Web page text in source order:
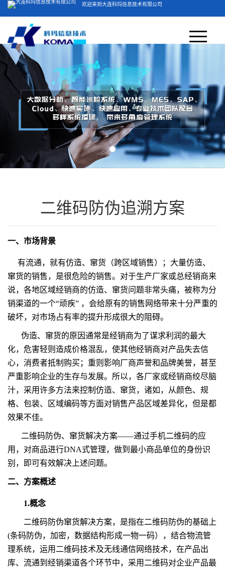
欢迎来到大连科玛信息技术有限公司
网站首页
关于我们 ＞
公司简介
产品方案
视频展示
业务领域
案例展示
联系我们
二维码防伪追溯方案
一、市场背景
有流通，就有仿造、窜货（跨区域销售）；大量仿造、
窜货的销售，是很危险的销售。对于生产厂家或总经销商来
说，各地区域经销商的仿造、窜货问题非常头痛，被称为分
销渠道的一个“顽疾” ，会给原有的销售网络带来十分严重的
破坏，对市场占有率的提升形成很大的阻碍。
伪造、窜货的原因通常是经销商为了谋求利润的最大
化，危害轻则造成价格混乱，使其他经销商对产品失去信
心，消费者抵制购买；重则影响厂商声誉和品牌美誉，甚至
严重影响企业的生存与发展。所以，各厂家或经销商绞尽脑
汁，采用许多方法来控制仿造、窜货，诸如，从颜色、规
格、包装、区域编码等方面对销售产品区域差异化，但是都
效果不佳。
二维码防伪、窜货解决方案——通过手机二维码的应
用，对商品进行DNA式管理，做到最小商品单位的身份识
别，即可有效解决上述问题。
二、方案概述
1.概念
二维码防伪窜货解决方案，是指在二维码防伪的基础上
(条码防伪，加密，数据结构形成一物一码），结合物流管
理系统，运用二维码技术及无线通信网络技术，在产品出
库、流通到经销渠道各个环节中，采用二维码对企业产品最